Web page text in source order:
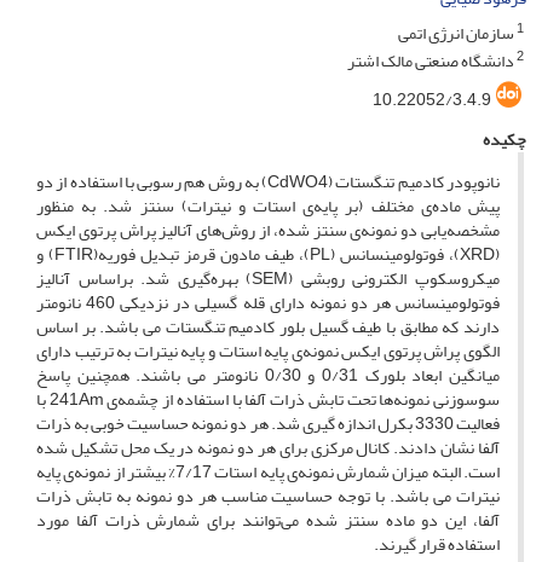
1سازمان انرژی اتمی
2دانشگاه صنعتی مالک اشتر
10.22052/3.4.9
چکیده
نانوپودر کادمیم تنگستات (CdWO4) به روش هم رسوبی با استفاده از دو
پیش ماده‌ی مختلف (بر پایه‌ی استات و نیترات) سنتز شد. به منظور
مشخصه‌یابی دو نمونه‌ی سنتز شده، از روش‌های آنالیز پراش پرتوی ایکس
(XRD)، فوتولومینسانس (PL)، طیف مادون قرمز تبدیل فوریه(FTIR) و
میکروسکوپ الکترونی روبشی (SEM) بهره‌گیری شد. براساس آنالیز
فوتولومینسانس هر دو نمونه دارای قله گسیلی در نزدیکی 460 نانومتر
دارند که مطابق با طیف گسیل بلور کادمیم تنگستات می باشد. بر اساس
الگوی پراش پرتوی ایکس نمونه‌ی پایه استات و پایه نیترات به ترتیب دارای
میانگین ابعاد بلورک 0/31 و 0/30 نانومتر می باشند. همچنین پاسخ
سوسوزنی نمونه‌ها تحت تابش ذرات آلفا با استفاده از چشمه‌ی 241Am با
فعالیت 3330 بکرل اندازه گیری شد. هر دو نمونه حساسیت خوبی به ذرات
آلفا نشان دادند. کانال مرکزی برای هر دو نمونه در یک محل تشکیل شده
است. البته میزان شمارش نمونه‌ی پایه استات 7/17‌% بیشتر از نمونه‌ی پایه
نیترات می باشد. با توجه حساسیت مناسب هر دو نمونه به تابش ذرات
آلفا، این دو ماده سنتز شده می‌توانند برای شمارش ذرات آلفا مورد
استفاده قرار گیرند.